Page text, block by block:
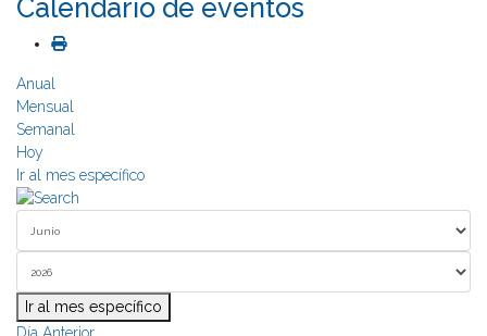
Calendario de eventos
Anual
Mensual
Semanal
Hoy
Ir al mes específico
Ir al mes específico